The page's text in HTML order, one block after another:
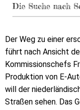
Die Suche nach
Der Weg zu einer
führt nach Ansicht
Kommissionschefs
Produktion von E-
will der
Straßen sehen. Das